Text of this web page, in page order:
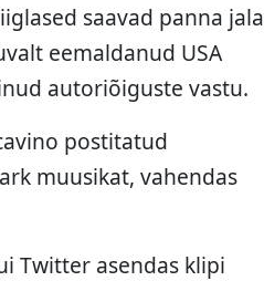
saavad panna jala
eemaldanud USA
autoriõiguste vastu.
postitatud
muusikat, vahendas
Twitter asendas klipi